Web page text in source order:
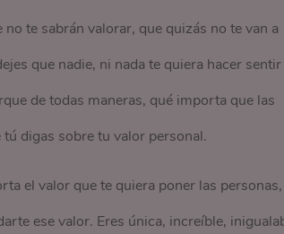
te sabrán valorar, que quizás no te van a
que nadie, ni nada te quiera hacer sentir
de todas maneras, qué importa que las
digas sobre tu valor personal.
el valor que te quiera poner las
ese valor. Eres única, increíble,